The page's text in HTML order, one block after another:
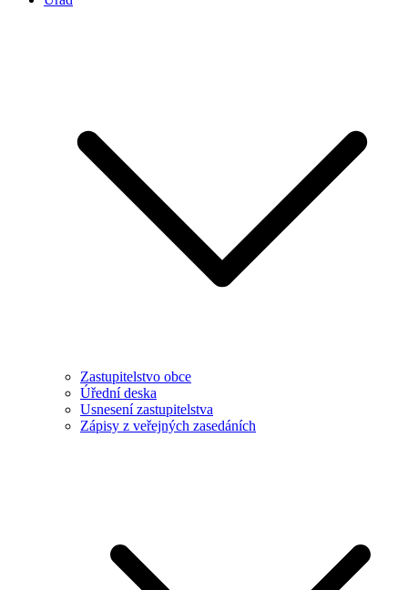
Zastupitelstvo obce
Úřední deska
Usnesení zastupitelstva
Zápisy z veřejných zasedáních